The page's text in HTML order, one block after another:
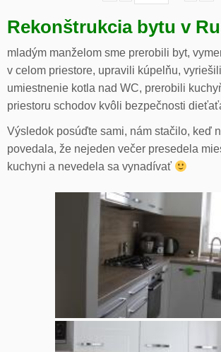
Rekonštrukcia bytu v
mladým manželom sme prerobili byt,
v celom priestore, upravili kúpelňu,
umiestnenie kotla nad WC, prerobili
priestoru schodov kvôli bezpečnosti
Výsledok posúďte sami, nám stačilo, keď
povedala, že nejeden večer presedela
kuchyni a nevedela sa vynadívať